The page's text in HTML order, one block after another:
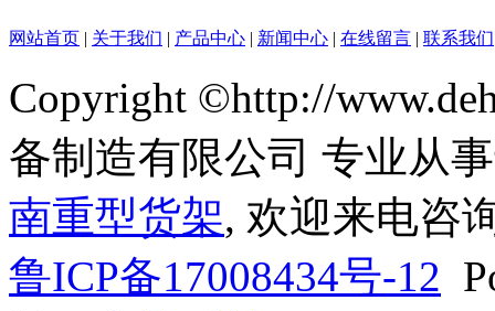
网站首页 | 关于我们 | 产品中心 | 新闻中心 | 在线留言 | 联系我们
Copyright ©http://
备制造有限公司 专业从
南重型货架, 欢迎来电咨
鲁ICP备17008434号-12